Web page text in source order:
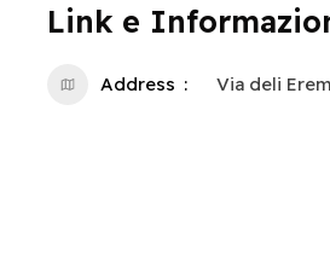
Link e
Address Via deli